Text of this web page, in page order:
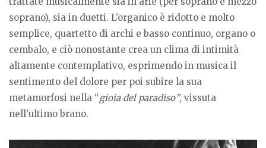
soprano), sia in duetti. L’organico è ridotto e molto
semplice, quartetto di archi e basso continuo, organo o
cembalo, e ciò nonostante crea un clima di intimità
altamente contemplativo, esprimendo in musica il
sentimento del dolore per poi subire la sua
metamorfosi nella “gioia del paradiso”, vissuta
nell’ultimo brano.